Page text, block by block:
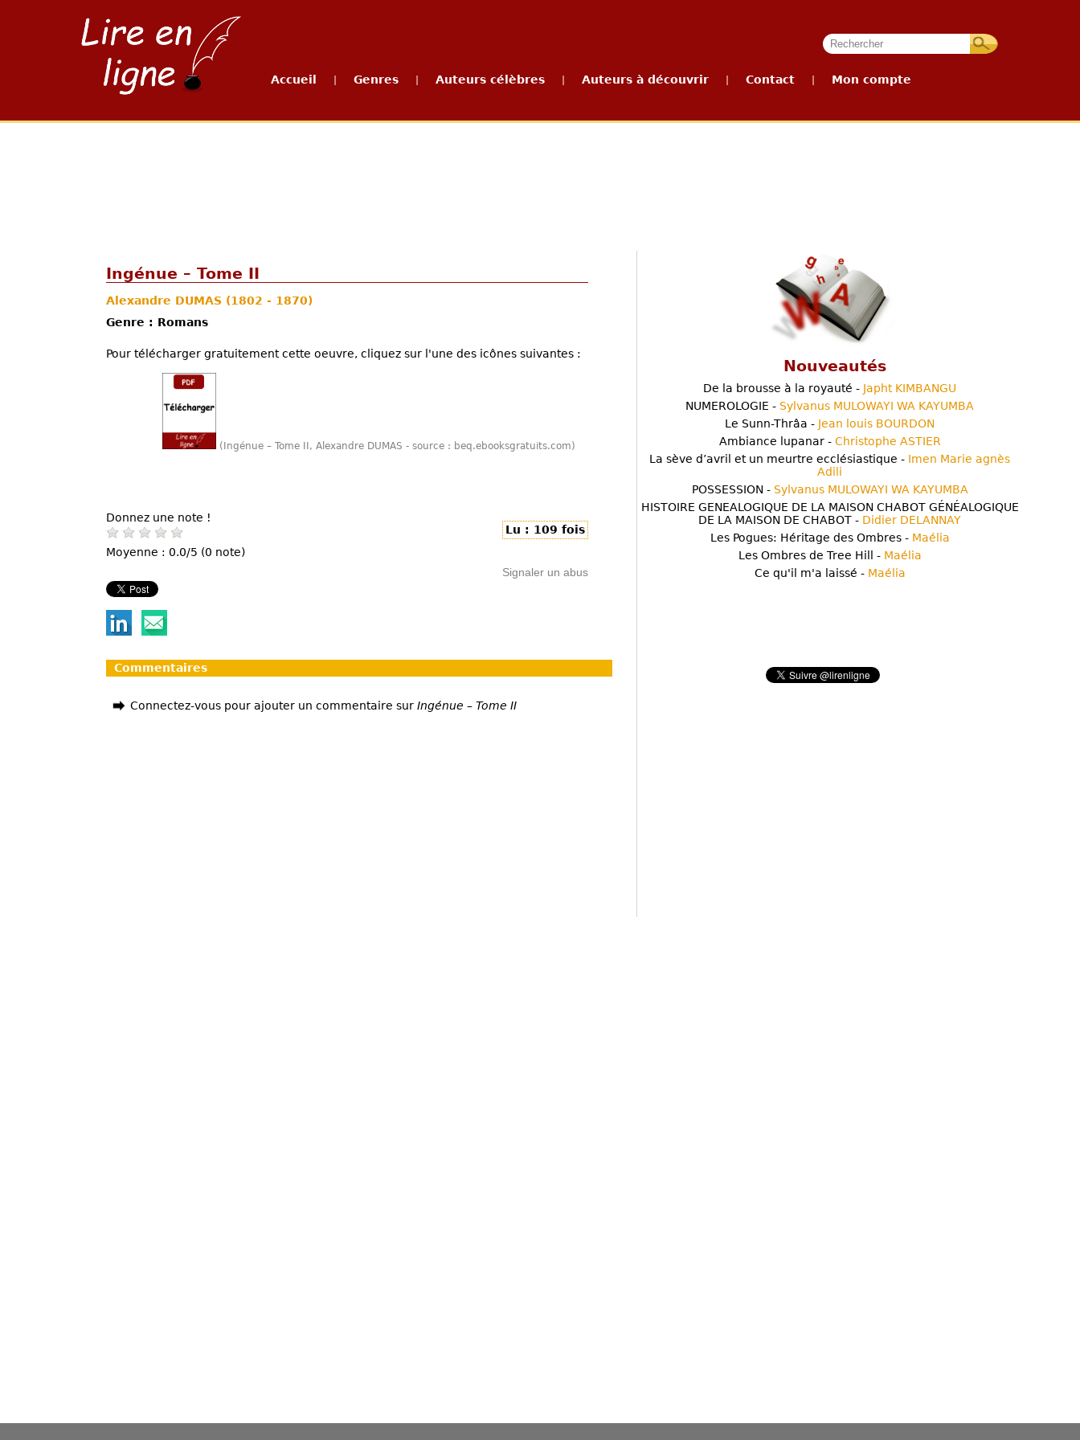
Accueil Genres Auteurs célèbres Auteurs à découvrir Contact Mon compte
Ingénue – Tome II
Alexandre DUMAS (1802 - 1870)
Genre : Romans
Pour télécharger gratuitement cette oeuvre, cliquez sur l'une des icônes suivantes :
(Ingénue – Tome II, Alexandre DUMAS - source : beq.ebooksgratuits.com)
Donnez une note !
Moyenne : 0.0/5 (0 note)
Lu : 109 fois
Signaler un abus
Commentaires
Connectez-vous pour ajouter un commentaire sur Ingénue – Tome II
Nouveautés
De la brousse à la royauté - Japht KIMBANGU
NUMEROLOGIE - Sylvanus MULOWAYI WA KAYUMBA
Le Sunn-Thrâa - Jean louis BOURDON
Ambiance lupanar - Christophe ASTIER
La sève d’avril et un meurtre ecclésiastique - Imen Marie agnès
Adili
POSSESSION - Sylvanus MULOWAYI WA KAYUMBA
HISTOIRE GENEALOGIQUE DE LA MAISON CHABOT GÉNÉALOGIQUE
DE LA MAISON DE CHABOT - Didier DELANNAY
Les Pogues: Héritage des Ombres - Maélia
Les Ombres de Tree Hill - Maélia
Ce qu'il m'a laissé - Maélia